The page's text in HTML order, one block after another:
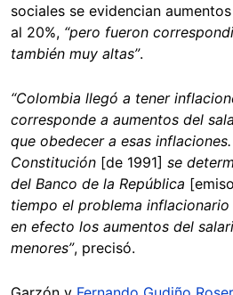
sociales se evidencian
al 20%, “pero fueron
también muy altas”.
“Colombia llegó a tener
corresponde a aumentos del
que obedecer a esas
Constitución [de 1991] se
del Banco de la República
tiempo el problema
en efecto los aumentos del
menores”, precisó.